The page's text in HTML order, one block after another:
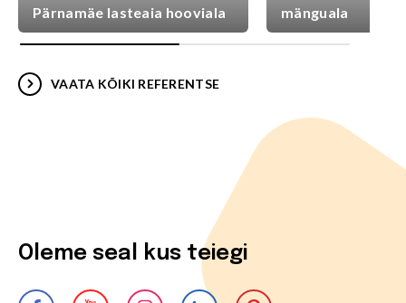
Pärnamäe lasteaia hooviala
mänguala
VAATA KÕIKI REFERENTSE
Oleme seal kus teiegi